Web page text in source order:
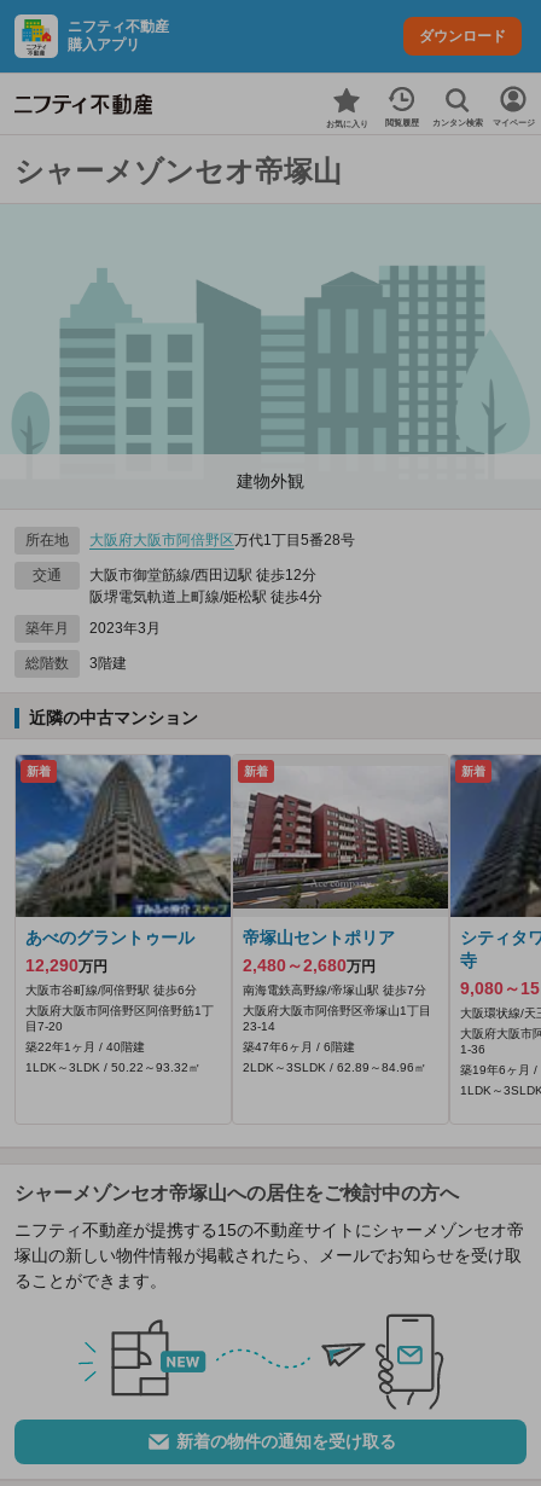
ニフティ不動産
購入アプリ
ダウンロード
お気に入り 閲覧履歴 カンタン検索 マイページ
シャーメゾンセオ帝塚山
建物外観
所在地 大阪府大阪市阿倍野区万代1丁目5番28号
交通
大阪市御堂筋線/西田辺駅 徒歩12分
阪堺電気軌道上町線/姫松駅 徒歩4分
築年月
2023年3月
総階数 3階建
近隣の中古マンション
新着
あべのグラントゥール
12,290万円
大阪市谷町線/阿倍野駅 徒歩6分
大阪府大阪市阿倍野区阿倍野筋1丁
目7-20
築22年1ヶ月 / 40階建
1LDK～3LDK / 50.22～93.32㎡
新着
帝塚山セントポリア
2,480～2,680万円
南海電鉄高野線/帝塚山駅 徒歩7分
大阪府大阪市阿倍野区帝塚山1丁目
23-14
築47年6ヶ月 / 6階建
2LDK～3SLDK / 62.89～84.96㎡
新着
シティタ
寺
9,080～
大阪環状線/天
大阪府大阪市
1-36
築19年6ヶ月 /
1LDK～
シャーメゾンセオ帝塚山への居住をご検討中の方へ
ニフティ不動産が提携する15の不動産サイトにシャーメゾンセオ帝
塚山の新しい物件情報が掲載されたら、メールでお知らせを受け取
ることができます。
新着の物件の通知を受け取る